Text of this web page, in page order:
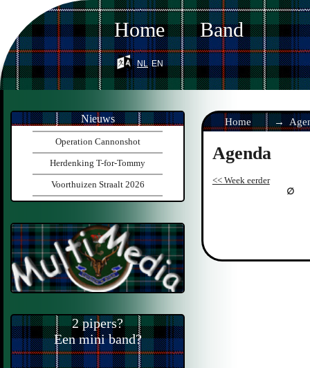
Home Band
nl en
Home
Agenda
<< Week eerder
Nieuws
Operation Cannonshot
Herdenking T-for-Tommy
Voorthuizen Straalt 2026
2 pipers?
Een mini band?